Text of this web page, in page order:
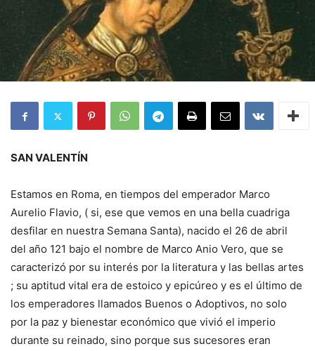
SAN VALENTÍN
Estamos en Roma, en tiempos del emperador Marco
Aurelio Flavio, ( si, ese que vemos en una bella cuadriga
desfilar en nuestra Semana Santa), nacido el 26 de abril
del año 121 bajo el nombre de Marco Anio Vero, que se
caracterizó por su interés por la literatura y las bellas artes
; su aptitud vital era de estoico y epicúreo y es el último de
los emperadores llamados Buenos o Adoptivos, no solo
por la paz y bienestar económico que vivió el imperio
durante su reinado, sino porque sus sucesores eran